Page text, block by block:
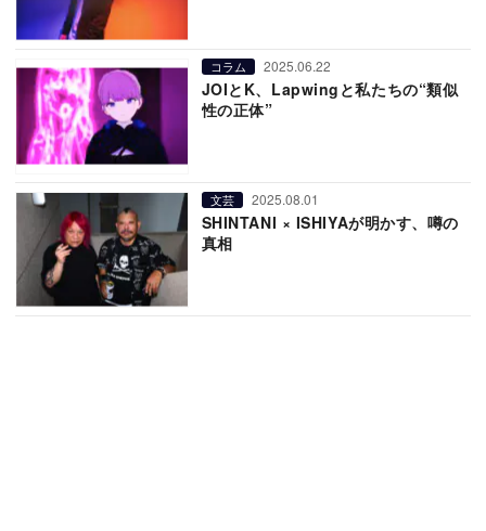
コラム 2025.06.22
JOIとK、Lapwingと私たちの“類似
性の正体”
文芸 2025.08.01
SHINTANI × ISHIYAが明かす、噂の
真相